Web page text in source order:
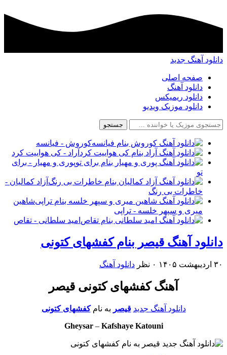
دانلود آهنگ جدید
صفحه اصلی
دانلود آهنگ
دانلود ریمیکس
دانلود موزیک ویدیو
جستجو
کوروش - فیانسه
آراد - کی هواییت کرد
پوری و مهیار - برای
تو
آزاد کمالیان -
خاطرات بی رنگ
شاهین
میری و سپهر خلسه - تراپی
امید سلطانی - تقاص
دانلود آهنگ قیصر بنام کفشهای کتونی
۳۰ اردیبهشت ۱۴۰۵ ۰ نظر دانلود آهنگ
آهنگ کفشهای کتونی قیصر
دانلود آهنگ جدید قیصر به نامکفشهای کتونی
Gheysar– Kafshaye Katouni